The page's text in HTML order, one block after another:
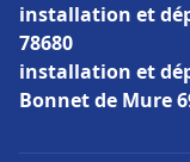
installation et
78680
installation et
Bonnet de Mure